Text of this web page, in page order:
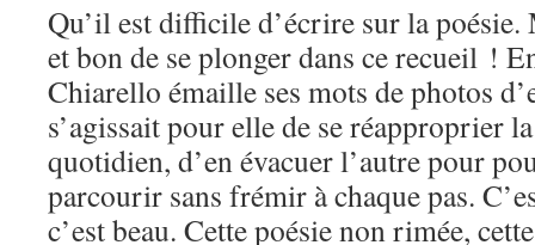
Qu’il est difficile d’écrire sur la poésie.
et bon de se plonger dans ce recueil !
Chiarello émaille ses mots de photos
s’agissait pour elle de se réapproprier
quotidien, d’en évacuer l’autre pour
parcourir sans frémir à chaque pas.
c’est beau. Cette poésie non rimée,